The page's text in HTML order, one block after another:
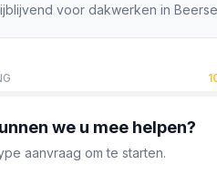
voor dakwerken in Beerse
we u mee helpen?
aanvraag om te starten.